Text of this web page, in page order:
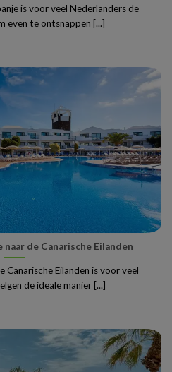
is voor veel Nederlanders de
even te ontsnappen [...]
de Canarische Eilanden
Eilanden is voor veel
de ideale manier [...]